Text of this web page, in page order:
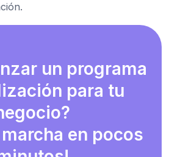
un programa
para tu
marcha en pocos